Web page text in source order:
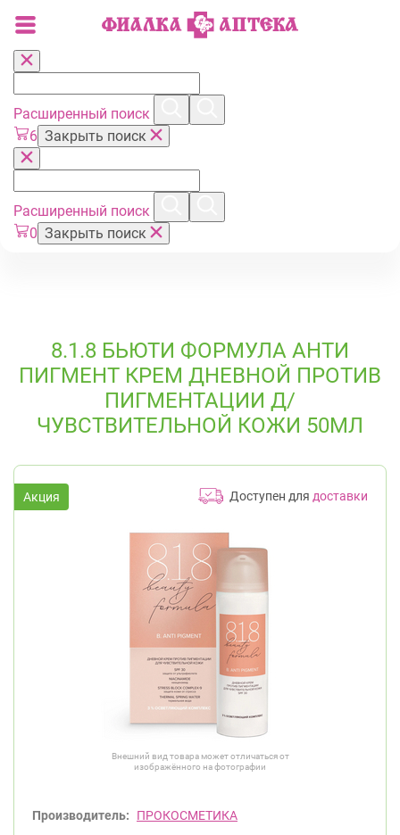
Расширенный поиск
6 Закрыть поиск
Расширенный поиск
0 Закрыть поиск
8.1.8 БЬЮТИ ФОРМУЛА АНТИ
ПИГМЕНТ КРЕМ ДНЕВНОЙ ПРОТИВ
ПИГМЕНТАЦИИ Д/
ЧУВСТВИТЕЛЬНОЙ КОЖИ 50МЛ
Доступен для доставки
Внешний вид товара может отличаться от
изображённого на фотографии
Производитель: ПРОКОСМЕТИКА